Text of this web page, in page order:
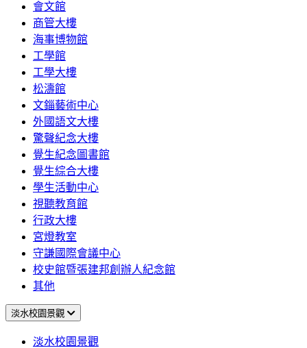
會文館
商管大樓
海事博物館
工學館
工學大樓
松濤館
文錙藝術中心
外國語文大樓
驚聲紀念大樓
覺生紀念圖書館
覺生綜合大樓
學生活動中心
視聽教育館
行政大樓
宮燈教室
守謙國際會議中心
校史館暨張建邦創辦人紀念館
其他
淡水校園景觀
淡水校園景觀